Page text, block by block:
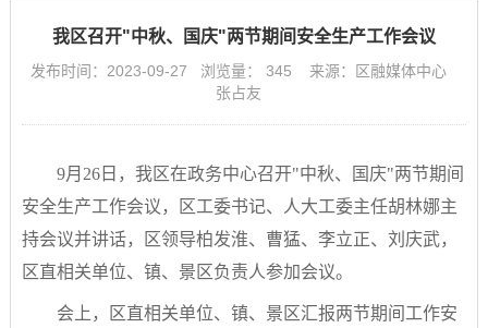
我区召开"中秋、国庆"两节期间安全生产工作会议
发布时间：2023-09-27 浏览量： 345 来源：区融媒体中心
张占友
9月26日，我区在政务中心召开"中秋、国庆"两节期间
安全生产工作会议，区工委书记、人大工委主任胡林娜主
持会议并讲话，区领导柏发淮、曹猛、李立正、刘庆武，
区直相关单位、镇、景区负责人参加会议。
会上，区直相关单位、镇、景区汇报两节期间工作安